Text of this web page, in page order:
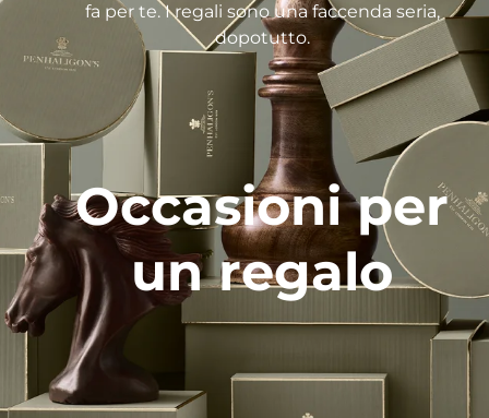
Occasioni per
un regalo
fa per te. I regali sono una faccenda seria,
dopotutto.